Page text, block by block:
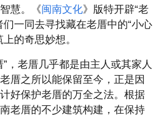
慧。《闽南文化》版特开辟“老
们一同去寻找藏在老厝中的“小心
的奇思妙想。
，老厝几乎都是由主人或其家人
厝之所以能保留至今，正是因
好保护老厝的万全之法。根据
老厝的不少建筑构建，在保持